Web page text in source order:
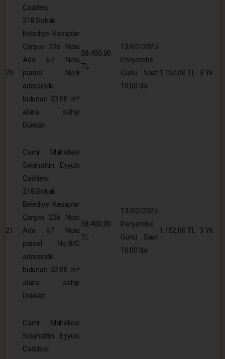
20
Caddesi
218.Sokak
Belediye Kasaplar
Çarşısı 226 Nolu
Ada 67 Nolu
parsel No:8
adresinde
bulunan 33.00 m²
alana sahip
Dükkân
38.400,00
TL
13/02/2025
Perşembe
Günü Saat
10:00’da
1.152,00 TL 3 Yıl
21
Cami Mahallesi
Selahattin Eyyubi
Caddesi
218.Sokak
Belediye Kasaplar
Çarşısı 226 Nolu
Ada 67 Nolu
parsel No:8/C
adresinde
bulunan 32.00 m²
alana sahip
Dükkân
38.400,00
TL
13/02/2025
Perşembe
Günü Saat
10:00’da
1.152,00 TL 3 Yıl
Cami Mahallesi
Selahattin Eyyubi
Caddesi